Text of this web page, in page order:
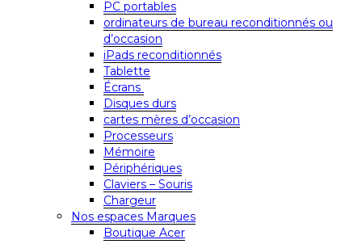
PC portables
ordinateurs de bureau reconditionnés ou
d’occasion
iPads reconditionnés
Tablette
Écrans
Disques durs
cartes mères d’occasion
Processeurs
Mémoire
Périphériques
Claviers – Souris
Chargeur
Nos espaces Marques
Boutique Acer